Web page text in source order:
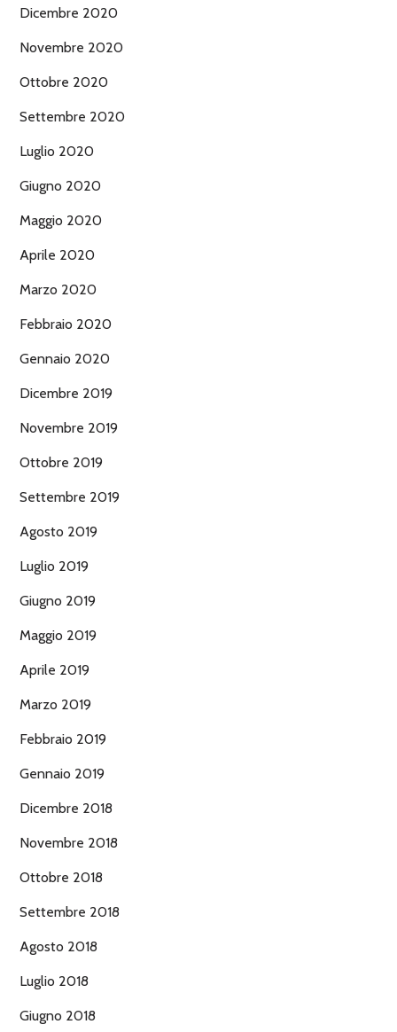
Dicembre 2020
Novembre 2020
Ottobre 2020
Settembre 2020
Luglio 2020
Giugno 2020
Maggio 2020
Aprile 2020
Marzo 2020
Febbraio 2020
Gennaio 2020
Dicembre 2019
Novembre 2019
Ottobre 2019
Settembre 2019
Agosto 2019
Luglio 2019
Giugno 2019
Maggio 2019
Aprile 2019
Marzo 2019
Febbraio 2019
Gennaio 2019
Dicembre 2018
Novembre 2018
Ottobre 2018
Settembre 2018
Agosto 2018
Luglio 2018
Giugno 2018